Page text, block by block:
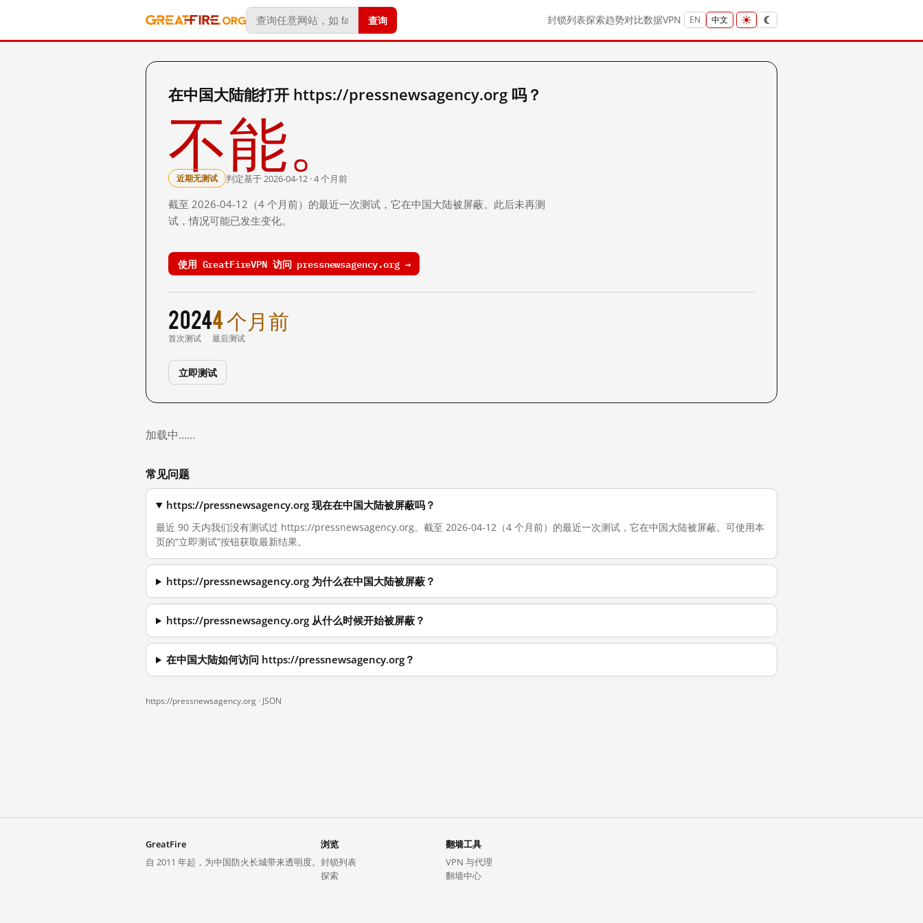
查询 封锁列表探索趋势对比数据VPN EN 中文
在中国大陆能打开 https://pressnewsagency.org 吗？
不能。
近期无测试 判定基于 2026-04-12 · 4 个月前
截至 2026-04-12（4 个月前）的最近一次测试，它在中国大陆被屏蔽。此后未再测
试，情况可能已发生变化。
使用 GreatFireVPN 访问 pressnewsagency.org →
2024
首次测试
4 个月前
最后测试
立即测试
加载中……
常见问题
https://pressnewsagency.org 现在在中国大陆被屏蔽吗？
最近 90 天内我们没有测试过 https://pressnewsagency.org。截至 2026-04-12（4 个月前）的最近一次测试，它在中国大陆被屏蔽。可使用本
页的“立即测试”按钮获取最新结果。
https://pressnewsagency.org 为什么在中国大陆被屏蔽？
https://pressnewsagency.org 从什么时候开始被屏蔽？
在中国大陆如何访问 https://pressnewsagency.org？
https://pressnewsagency.org · JSON
GreatFire
自 2011 年起，为中国防火长城带来透明度。
浏览
封锁列表
探索
翻墙工具
VPN 与代理
翻墙中心